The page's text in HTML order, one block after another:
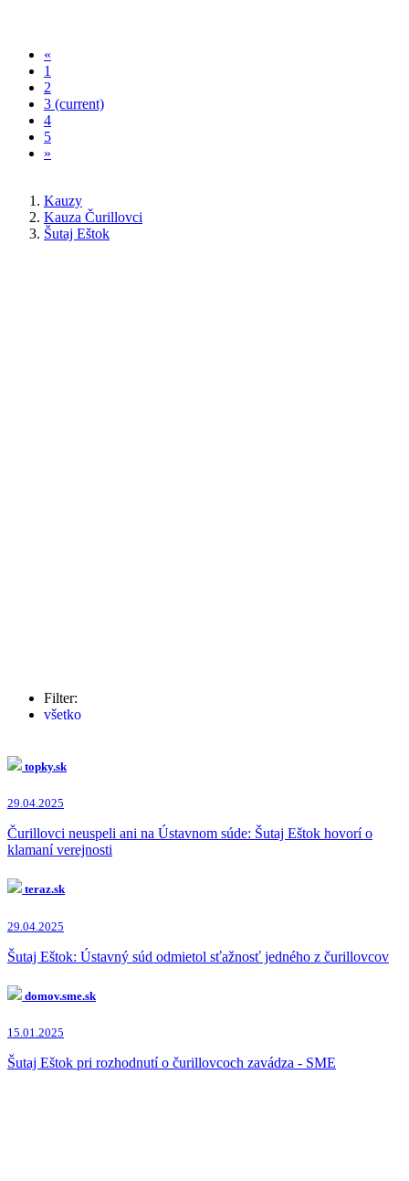
«
1
2
3 (current)
4
5
»
Kauzy
Kauza Čurillovci
Šutaj Eštok
Filter:
všetko
Robert Fico
Tibor Gašpar
Peter Pellegrini
Robert Kaliňák (3x)
Roman Mikulec
Ján Káľavský
Vladimír Mečiar
Dušan Kováčik
Martina Šimkovičová
Andrej Danko(1x)
topky.sk
29.04.2025
Čurillovci neuspeli ani na Ústavnom súde: Šutaj Eštok hovorí o
klamaní verejnosti
teraz.sk
29.04.2025
Šutaj Eštok: Ústavný súd odmietol sťažnosť jedného z čurillovcov
domov.sme.sk
15.01.2025
Šutaj Eštok pri rozhodnutí o čurillovcoch zavádza - SME